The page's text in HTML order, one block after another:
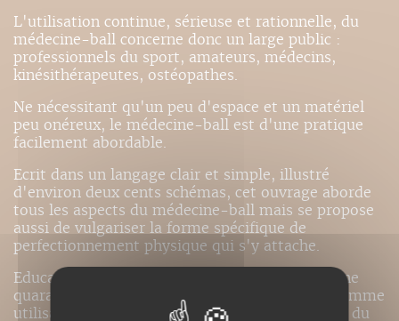
L'utilisation continue, sérieuse et rationnelle, du
médecine-ball concerne donc un large public :
professionnels du sport, amateurs, médecins,
kinésithérapeutes, ostéopathes.
Ne nécessitant qu'un peu d'espace et un matériel
peu onéreux, le médecine-ball est d'une pratique
facilement abordable.
Ecrit dans un langage clair et simple, illustré
d'environ deux cents schémas, cet ouvrage aborde
tous les aspects du médecine-ball mais se propose
aussi de vulgariser la forme spécifique de
perfectionnement physique qui s'y attache.
Educateur physique et maître d'arme depuis une
quarantaine d'années, l'auteur témoigne ici, comme
utilisateur et enseignant, des heureux bienfaits du